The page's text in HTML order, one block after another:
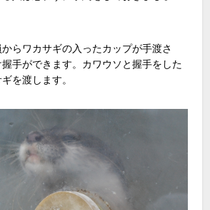
らワカサギの入ったカップが手渡さ
手ができます。カワウソと握手をした
を渡します。